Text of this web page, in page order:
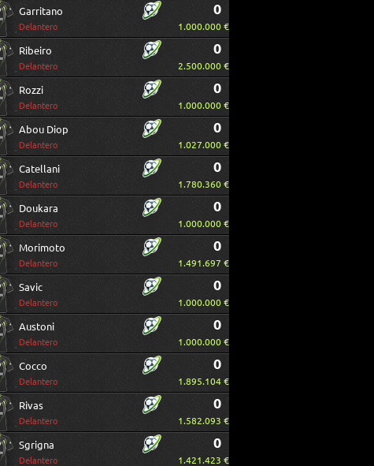
Garritano
Delantero
0
1.000.000 €
Ribeiro
Delantero
0
2.500.000 €
Rozzi
Delantero
0
1.000.000 €
Abou Diop
Delantero
0
1.027.000 €
Catellani
Delantero
0
1.780.360 €
Doukara
Delantero
0
1.000.000 €
Morimoto
Delantero
0
1.491.697 €
Savic
Delantero
0
1.000.000 €
Austoni
Delantero
0
1.000.000 €
Cocco
Delantero
0
1.895.104 €
Rivas
Delantero
0
1.582.093 €
Sgrigna
Delantero
0
1.421.423 €